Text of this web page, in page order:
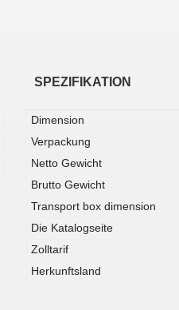
SPEZIFIKATION
Dimension
Verpackung
Netto Gewicht
Brutto Gewicht
Transport box dimension
Die Katalogseite
Zolltarif
Herkunftsland